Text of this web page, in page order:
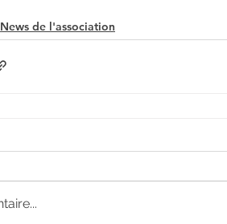
News de l'association